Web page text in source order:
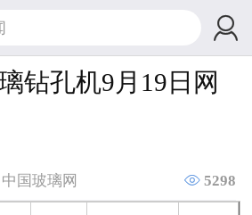

钻孔机9月19日网
国玻璃网  5298